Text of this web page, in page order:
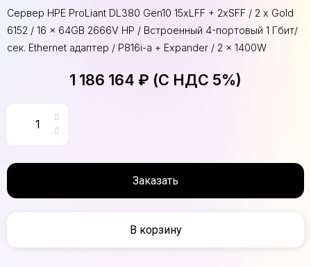
Сервер HPE ProLiant DL380 Gen10 15xLFF + 2xSFF / 2 x Gold
6152 / 16 x 64GB 2666V HP / Встроенный 4-портовый 1 Гбит/
сек. Ethernet адаптер / P816i-a + Expander / 2 x 1400W
1 186 164 ₽ (С НДС 5%)
Заказать
В корзину